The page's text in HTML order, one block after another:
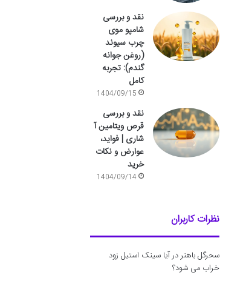
نقد و بررسی
شامپو موی
چرب سیوند
(روغن جوانه
گندم): تجربه
کامل
1404/09/15
نقد و بررسی
قرص ویتامین آ
شاری | فواید،
عوارض و نکات
خرید
1404/09/14
نظرات کاربران
سحرگل باهنردرآیا سینک استیل زود
خراب می شود؟